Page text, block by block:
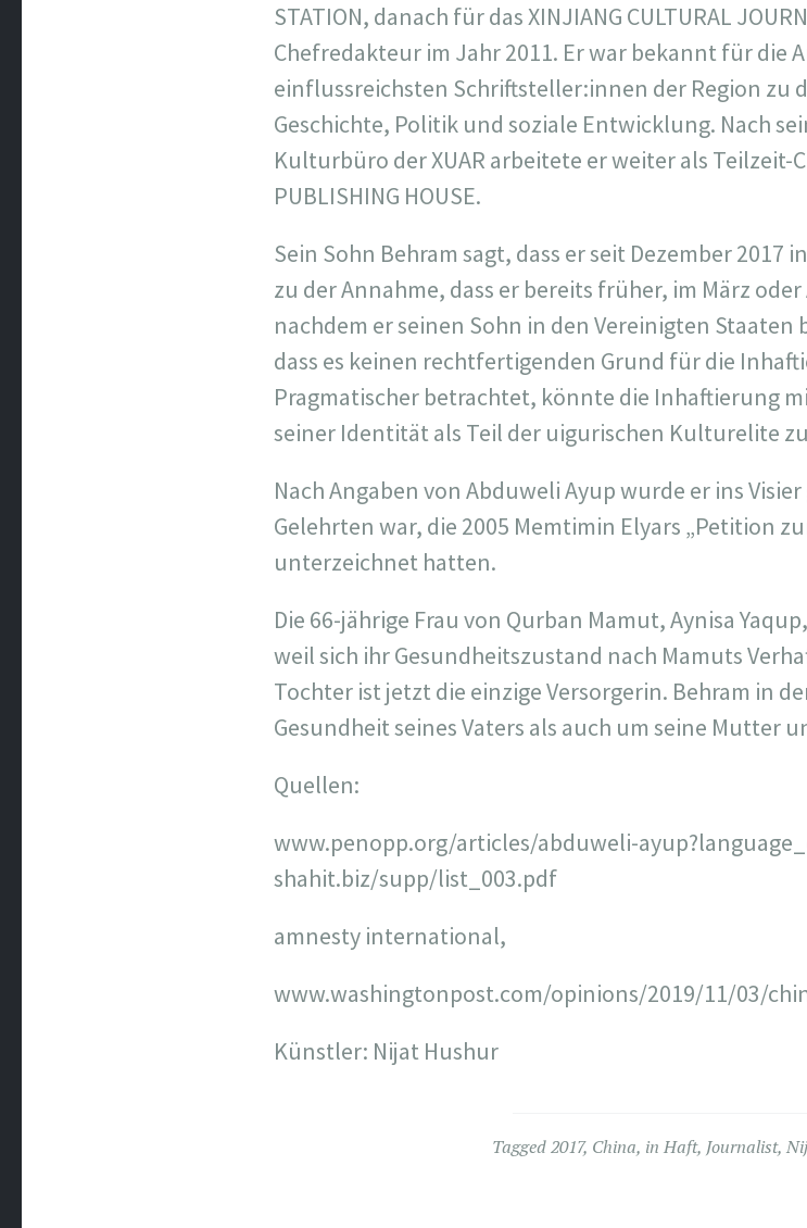
STATION, danach für das XINJIANG CULTURAL
Chefredakteur im Jahr 2011. Er war bekannt für die
einflussreichsten Schriftsteller:innen der Region zu
Geschichte, Politik und soziale Entwicklung. Nach
Kulturbüro der XUAR arbeitete er weiter als Teilzeit-
PUBLISHING HOUSE.
Sein Sohn Behram sagt, dass er seit Dezember 2017
zu der Annahme, dass er bereits früher, im März
nachdem er seinen Sohn in den Vereinigten
dass es keinen rechtfertigenden Grund für die
Pragmatischer betrachtet, könnte die Inhaftierung
seiner Identität als Teil der uigurischen Kulturelite
Nach Angaben von Abduweli Ayup wurde er ins
Gelehrten war, die 2005 Memtimin Elyars „Petition
unterzeichnet hatten.
Die 66-jährige Frau von Qurban Mamut, Aynisa
weil sich ihr Gesundheitszustand nach Mamuts
Tochter ist jetzt die einzige Versorgerin. Behram in
Gesundheit seines Vaters als auch um seine Mutter
Quellen:
www.penopp.org/articles/abduweli-
shahit.biz/supp/list_003.pdf
amnesty international,
www.washingtonpost.com/opinions/2019/11/03/
Künstler: Nijat Hushur
Tagged2017, China, in Haft, Journalist,